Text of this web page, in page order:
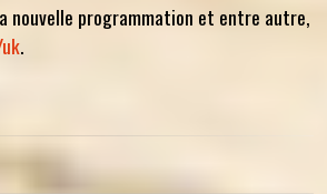
nouvelle programmation et entre autre,
.